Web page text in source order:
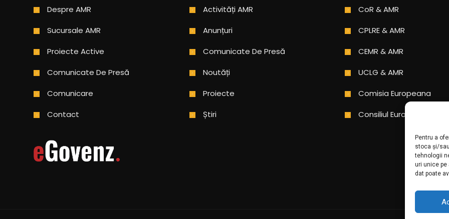
Pentru a
stoca și/
tehnologii
uri unice
dat poate
Despre AMR
Sucursale AMR
Proiecte Active
Comunicate De Presă
Comunicare
Contact
Activități AMR
Anunțuri
Comunicate De Presă
Noutăți
Proiecte
Știri
CoR & AMR
CPLRE & AMR
CEMR & AMR
UCLG & AMR
Comisia Europeana
Consiliul Europei